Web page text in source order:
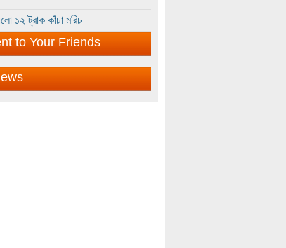
১২ ট্রাক কাঁচা মরিচ
to Your Friends